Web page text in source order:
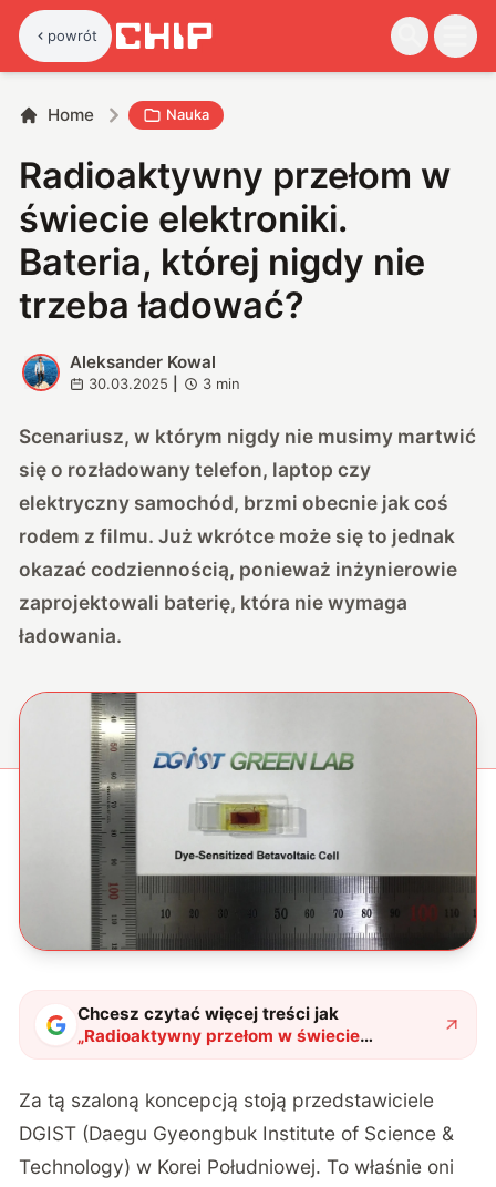
powrót
Home Nauka
Radioaktywny przełom w
świecie elektroniki.
Bateria, której nigdy nie
trzeba ładować?
A
Aleksander Kowal
30.03.2025 3 min
Scenariusz, w którym nigdy nie musimy martwić
się o rozładowany telefon, laptop czy
elektryczny samochód, brzmi obecnie jak coś
rodem z filmu. Już wkrótce może się to jednak
okazać codziennością, ponieważ inżynierowie
zaprojektowali baterię, która nie wymaga
ładowania.
Chcesz czytać więcej treści jak
„Radioaktywny przełom w świecie
elektroniki. Bateria, której nigdy nie trzeba
Za tą szaloną koncepcją stoją przedstawiciele
DGIST (Daegu Gyeongbuk Institute of Science &
Technology) w Korei Południowej. To właśnie oni